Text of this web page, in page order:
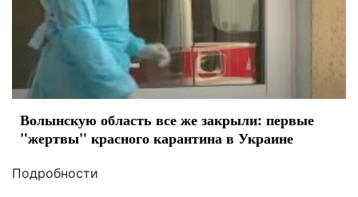
Волынскую область все же закрыли: первые
"жертвы" красного карантина в Украине
Подробности